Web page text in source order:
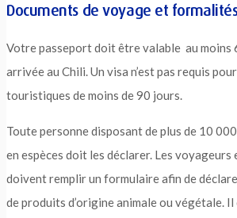
Documents de voyage et
Votre passeport doit être valable au moins
arrivée au Chili. Un visa n’est pas requis
touristiques de moins de 90 jours.
Toute personne disposant de plus de 10
en espèces doit les déclarer. Les voyageurs
doivent remplir un formulaire afin de
de produits d’origine animale ou végétale.